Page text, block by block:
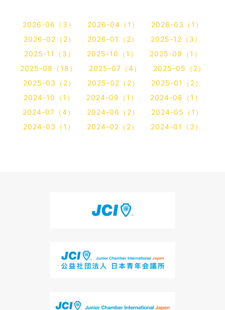
2026-06（3） 2026-04（1）
2026-03（1）
2026-02（2）
2026-01（2）
2025-12（3）
2025-11（3）
2025-10（1）
2025-09（1）
2025-08（18）
2025-07（4）
2025-05（2）
2025-03（2）
2025-02（2）
2025-01（2）
2024-10（1）
2024-09（1）
2024-08（1）
2024-07（4）
2024-06（2）
2024-05（1）
2024-03（1）
2024-02（2） 2024-01（3）